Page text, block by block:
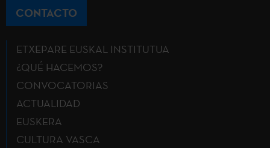
CONTACTO
ETXEPARE EUSKAL INSTITUTUA
¿QUÉ HACEMOS?
CONVOCATORIAS
ACTUALIDAD
EUSKERA
CULTURA VASCA